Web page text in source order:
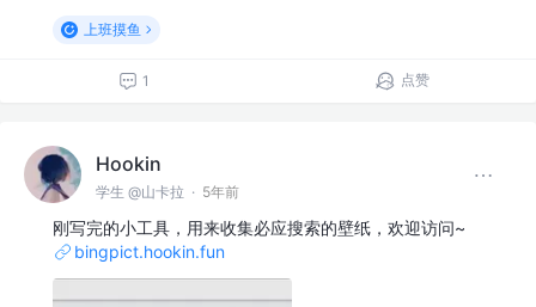
上班摸鱼
1 点赞
Hookin
学生 @山卡拉 · 5年前
刚写完的小工具，用来收集必应搜索的壁纸，欢迎访问~
bingpict.hookin.fun